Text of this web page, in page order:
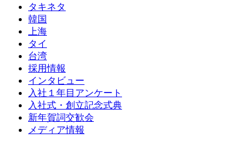
タキネタ
韓国
上海
タイ
台湾
採用情報
インタビュー
入社１年目アンケート
入社式・創立記念式典
新年賀詞交歓会
メディア情報